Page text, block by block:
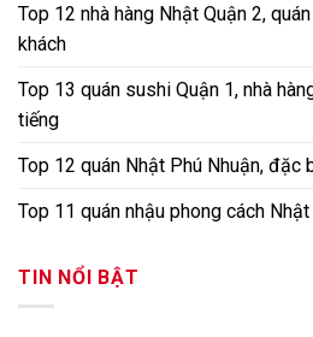
Top 12 nhà hàng Nhật Quận 2,
khách
Top 13 quán sushi Quận 1, nhà
tiếng
Top 12 quán Nhật Phú Nhuận, đặc
Top 11 quán nhậu phong cách
TIN NỔI BẬT